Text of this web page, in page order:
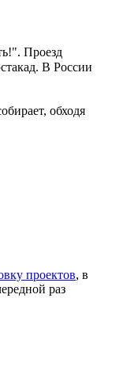
Проезд
В России
обходя
проектов, в
раз